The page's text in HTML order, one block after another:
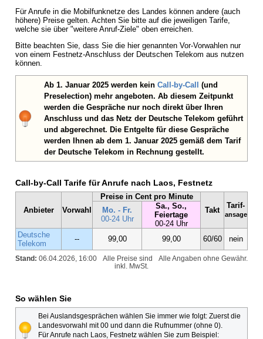
Für Anrufe in die Mobilfunknetze des Landes können andere (auch
höhere) Preise gelten. Achten Sie bitte auf die jeweiligen Tarife,
welche sie über "weitere Anruf-Ziele" oben erreichen.
Bitte beachten Sie, dass Sie die hier genannten Vor-Vorwahlen nur
von einem Festnetz-Anschluss der Deutschen Telekom aus nutzen
können.
Ab 1. Januar 2025 werden kein Call-by-Call (und
Preselection) mehr angeboten. Ab diesem Zeitpunkt
werden die Gespräche nur noch direkt über Ihren
Anschluss und das Netz der Deutsche Telekom geführt
und abgerechnet. Die Entgelte für diese Gespräche
werden Ihnen ab dem 1. Januar 2025 gemäß dem Tarif
der Deutsche Telekom in Rechnung gestellt.
Call-by-Call Tarife für Anrufe nach Laos, Festnetz
Anbieter Vorwahl
Preise in Cent pro Minute
Takt
Tarif-
ansage
Mo. - Fr.
00-24 Uhr
Sa., So.,
Feiertage
00-24 Uhr
Deutsche
Telekom
-- 99,00 99,00 60/60 nein
Stand: 06.04.2026, 16:00 Alle Angaben ohne Gewähr.
Alle Preise sind
inkl. MwSt.
So wählen Sie
Bei Auslandsgesprächen wählen Sie immer wie folgt: Zuerst die
Landesvorwahl mit 00 und dann die Rufnummer (ohne 0).
Für Anrufe nach Laos, Festnetz wählen Sie zum Beispiel: